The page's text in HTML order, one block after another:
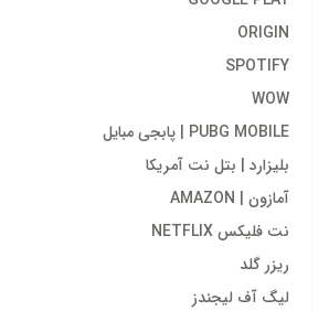
ORIGIN
SPOTIFY
WOW
PUBG MOBILE | پابجی مبایل
بلیزارد | بتل نت آمریکا
آمازون | AMAZON
نت فلیکس NETFLIX
ریزر گلد
لیگ آف لیجندز